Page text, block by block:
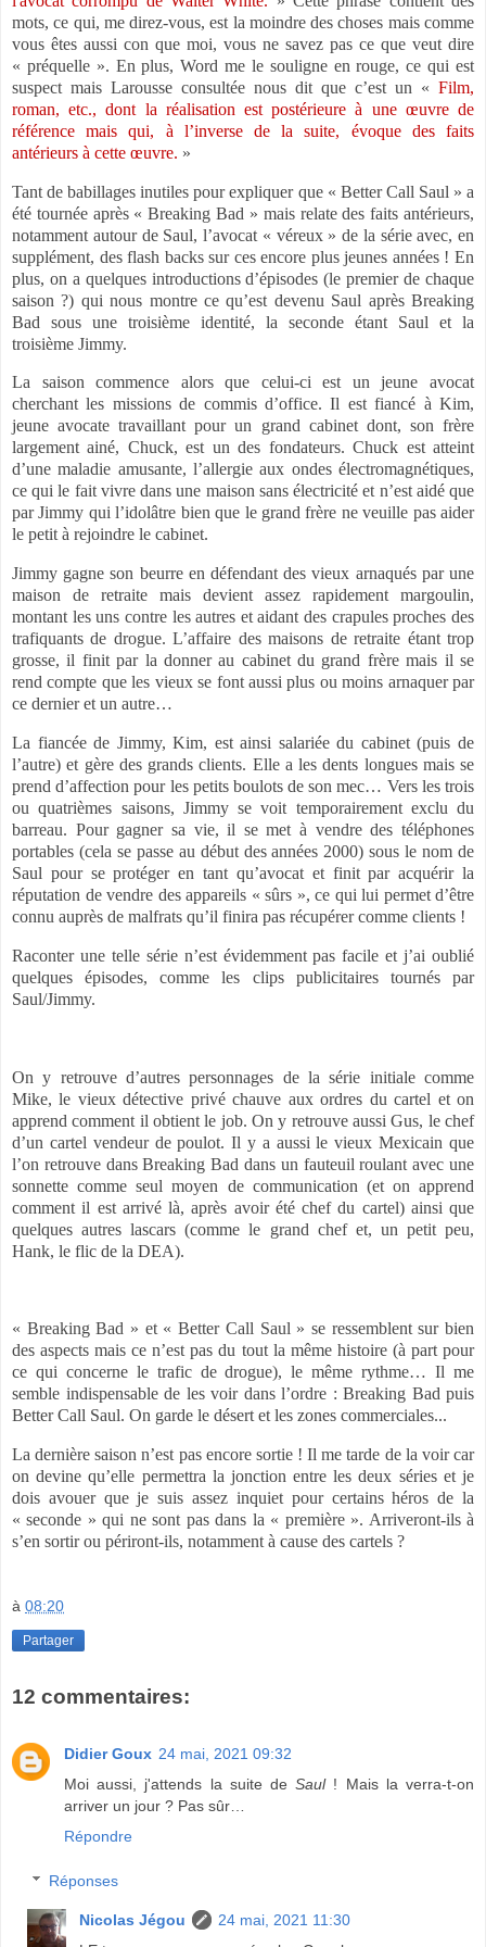
mots, ce qui, me direz-vous, est la moindre des choses mais comme
vous êtes aussi con que moi, vous ne savez pas ce que veut dire
« préquelle ». En plus, Word me le souligne en rouge, ce qui est
suspect mais Larousse consultée nous dit que c’est un « Film,
roman, etc., dont la réalisation est postérieure à une œuvre de
référence mais qui, à l’inverse de la suite, évoque des faits
antérieurs à cette œuvre. »
Tant de babillages inutiles pour expliquer que « Better Call Saul » a
été tournée après « Breaking Bad » mais relate des faits antérieurs,
notamment autour de Saul, l’avocat « véreux » de la série avec, en
supplément, des flash backs sur ces encore plus jeunes années ! En
plus, on a quelques introductions d’épisodes (le premier de chaque
saison ?) qui nous montre ce qu’est devenu Saul après Breaking
Bad sous une troisième identité, la seconde étant Saul et la
troisième Jimmy.
La saison commence alors que celui-ci est un jeune avocat
cherchant les missions de commis d’office. Il est fiancé à Kim,
jeune avocate travaillant pour un grand cabinet dont, son frère
largement ainé, Chuck, est un des fondateurs. Chuck est atteint
d’une maladie amusante, l’allergie aux ondes électromagnétiques,
ce qui le fait vivre dans une maison sans électricité et n’est aidé que
par Jimmy qui l’idolâtre bien que le grand frère ne veuille pas aider
le petit à rejoindre le cabinet.
Jimmy gagne son beurre en défendant des vieux arnaqués par une
maison de retraite mais devient assez rapidement margoulin,
montant les uns contre les autres et aidant des crapules proches des
trafiquants de drogue. L’affaire des maisons de retraite étant trop
grosse, il finit par la donner au cabinet du grand frère mais il se
rend compte que les vieux se font aussi plus ou moins arnaquer par
ce dernier et un autre…
La fiancée de Jimmy, Kim, est ainsi salariée du cabinet (puis de
l’autre) et gère des grands clients. Elle a les dents longues mais se
prend d’affection pour les petits boulots de son mec… Vers les trois
ou quatrièmes saisons, Jimmy se voit temporairement exclu du
barreau. Pour gagner sa vie, il se met à vendre des téléphones
portables (cela se passe au début des années 2000) sous le nom de
Saul pour se protéger en tant qu’avocat et finit par acquérir la
réputation de vendre des appareils « sûrs », ce qui lui permet d’être
connu auprès de malfrats qu’il finira pas récupérer comme clients !
Raconter une telle série n’est évidemment pas facile et j’ai oublié
quelques épisodes, comme les clips publicitaires tournés par
Saul/Jimmy.
On y retrouve d’autres personnages de la série initiale comme
Mike, le vieux détective privé chauve aux ordres du cartel et on
apprend comment il obtient le job. On y retrouve aussi Gus, le chef
d’un cartel vendeur de poulot. Il y a aussi le vieux Mexicain que
l’on retrouve dans Breaking Bad dans un fauteuil roulant avec une
sonnette comme seul moyen de communication (et on apprend
comment il est arrivé là, après avoir été chef du cartel) ainsi que
quelques autres lascars (comme le grand chef et, un petit peu,
Hank, le flic de la DEA).
« Breaking Bad » et « Better Call Saul » se ressemblent sur bien
des aspects mais ce n’est pas du tout la même histoire (à part pour
ce qui concerne le trafic de drogue), le même rythme… Il me
semble indispensable de les voir dans l’ordre : Breaking Bad puis
Better Call Saul. On garde le désert et les zones commerciales...
La dernière saison n’est pas encore sortie ! Il me tarde de la voir car
on devine qu’elle permettra la jonction entre les deux séries et je
dois avouer que je suis assez inquiet pour certains héros de la
« seconde » qui ne sont pas dans la « première ». Arriveront-ils à
s’en sortir ou périront-ils, notamment à cause des cartels ?
à 08:20
Partager
12 commentaires:
Didier Goux 24 mai, 2021 09:32
Moi aussi, j'attends la suite deSaul! Mais la verra-t-on
arriver un jour ? Pas sûr…
Répondre
Réponses
Nicolas Jégou
24 mai, 2021 11:30